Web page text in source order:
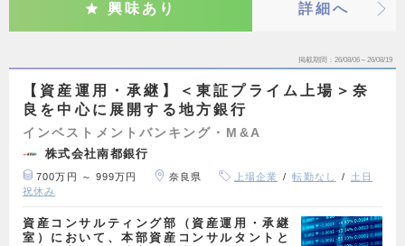
興味あり 詳細へ
掲載期間 26/08/06～26/08/19
【資産運用・承継】＜東証プライム上場＞奈
良を中心に展開する地方銀行
インベストメントバンキング・M&A
株式会社南都銀行
700万円 ～ 999万円 奈良県 上場企業 転勤なし
土日
祝休み
資産コンサルティング部（資産運用・承継
室）において、本部資産コンサルタントと